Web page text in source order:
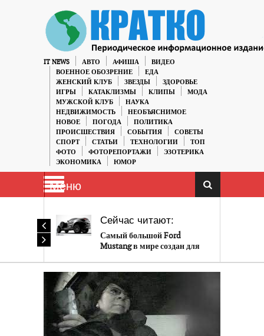
IT NEWS АВТО АФИША
ВИДЕО
ВОЕННОЕ ОБОЗРЕНИЕ
ЕДА
ЖЕНСКИЙ КЛУБ
ЗВЕЗДЫ
ЗДОРОВЬЕ
ИГРЫ
КАТАКЛИЗМЫ КЛИПЫ
МОДА
МУЖСКОЙ КЛУБ
НАУКА
НЕДВИЖИМОСТЬ
НЕОБЪЯСНИМОЕ
НОВОЕ
ПОГОДА
ПОЛИТИКА
ПРОИСШЕСТВИЯ
СОБЫТИЯ
СОВЕТЫ
СПОРТ
СТАТЬИ ТЕХНОЛОГИИ
ТОП
ФОТО
ФОТОРЕПОРТАЖИ
ЭЗОТЕРИКА
ЭКОНОМИКА
ЮМОР
Меню
Сейчас читают:
Самый большой Ford
Mustang в мире создан для